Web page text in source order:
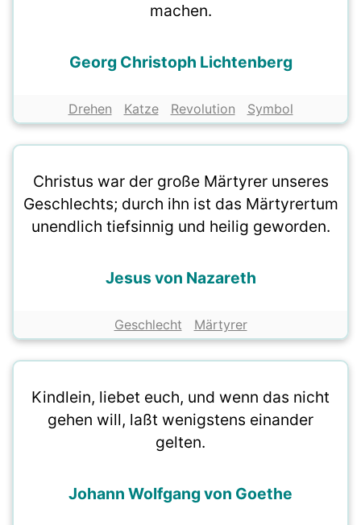
machen.
Georg Christoph Lichtenberg
Drehen Katze Revolution Symbol
Christus war der große Märtyrer unseres
Geschlechts; durch ihn ist das Märtyrertum
unendlich tiefsinnig und heilig geworden.
Jesus von Nazareth
Geschlecht Märtyrer
Kindlein, liebet euch, und wenn das nicht
gehen will, laßt wenigstens einander
gelten.
Johann Wolfgang von Goethe